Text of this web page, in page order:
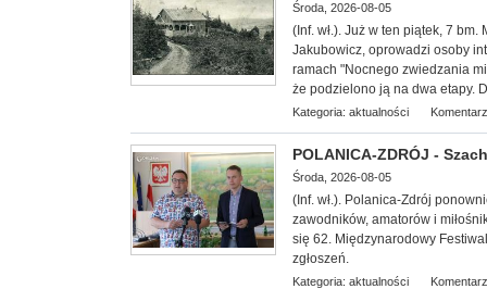
Środa, 2026-08-05
(Inf. wł.). Już w ten piątek, 7 bm.
Jakubowicz, oprowadzi osoby
ramach "Nocnego zwiedzania
że podzielono ją na dwa etapy.
Kategoria: aktualności
POLANICA-ZDRÓJ -
Środa, 2026-08-05
(Inf. wł.). Polanica-Zdrój
zawodników, amatorów i
się 62. Międzynarodowy
zgłoszeń.
Kategoria: aktualności